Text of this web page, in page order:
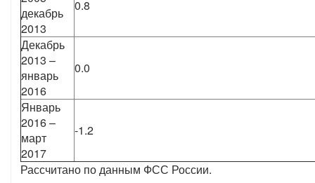
декабрь
2013
0.8
Декабрь
2013 –
январь
2016
0.0
Январь
2016 –
март
2017
-1.2
Рассчитано по данным ФСС России.